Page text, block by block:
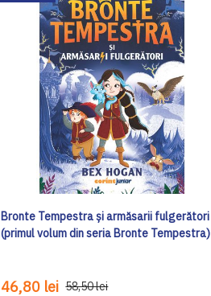
Bronte Tempestra și armăsarii fulgerători
(primul volum din seria Bronte Tempestra)
46,80 lei 58,50 lei